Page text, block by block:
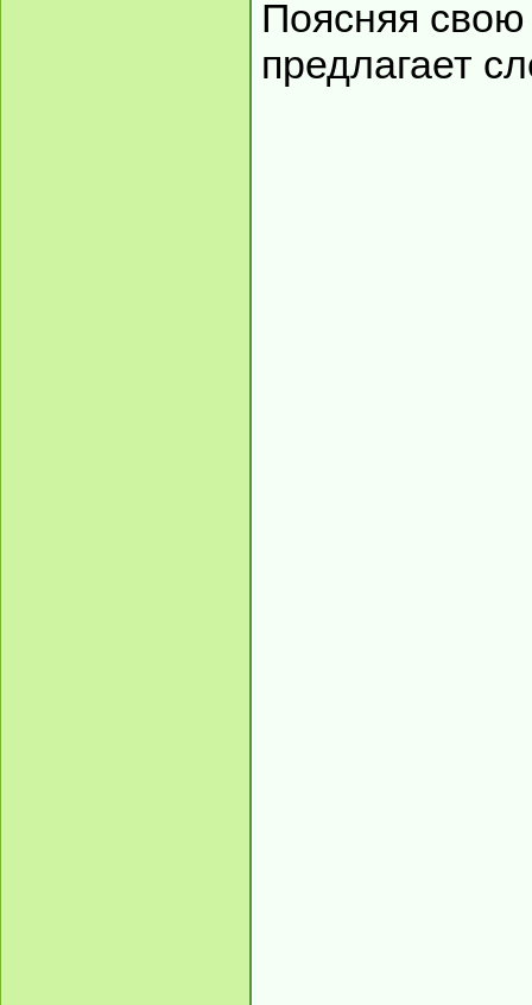
Поясняя
предлагает